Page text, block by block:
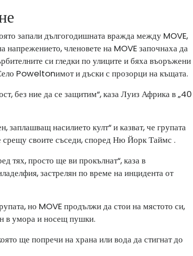
запали дългогодишната вражда между MOVE,
напрежението, членовете на MOVE започнаха да
си гледки по улиците и бяха въоръжени
Poweltonимот и дъски с прозорци на къщата.
без ние да се защитим“, каза Луиз Африка в „40
заплашващ насилието култ“ и казват, че групата
срещу своите съседи, според Ню Йорк Таймс .
тях, просто ще ви прокълнат“, каза в
застрелян по време на инцидента от
но MOVE продължи да стои на мястото си,
в умора и носещ пушки.
ще попречи на храна или вода да стигнат до